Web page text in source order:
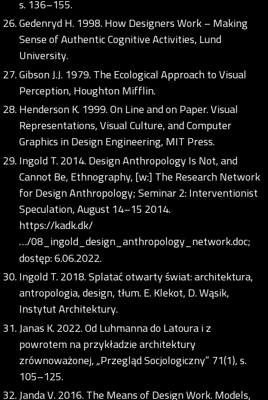
s. 136–155.
Gedenryd H. 1998. How Designers Work – Making
Sense of Authentic Cognitive Activities, Lund
University.
Gibson J.J. 1979. The Ecological Approach to Visual
Perception, Houghton Mifflin.
Henderson K. 1999. On Line and on Paper. Visual
Representations, Visual Culture, and Computer
Graphics in Design Engineering, MIT Press.
Ingold T. 2014. Design Anthropology Is Not, and
Cannot Be, Ethnography, [w:] The Research Network
for Design Anthropology; Seminar 2: Interventionist
Speculation, August 14–15 2014.
https://kadk.dk/
…/08_ingold_design_anthropology_network.doc;
dostęp: 6.06.2022.
Ingold T. 2018. Splatać otwarty świat: architektura,
antropologia, design, tłum. E. Klekot, D. Wąsik,
Instytut Architektury.
Janas K. 2022. Od Luhmanna do Latoura i z
powrotem na przykładzie architektury
zrównoważonej, „Przegląd Socjologiczny” 71(1), s.
105–125.
Janda V. 2016. The Means of Design Work. Models,